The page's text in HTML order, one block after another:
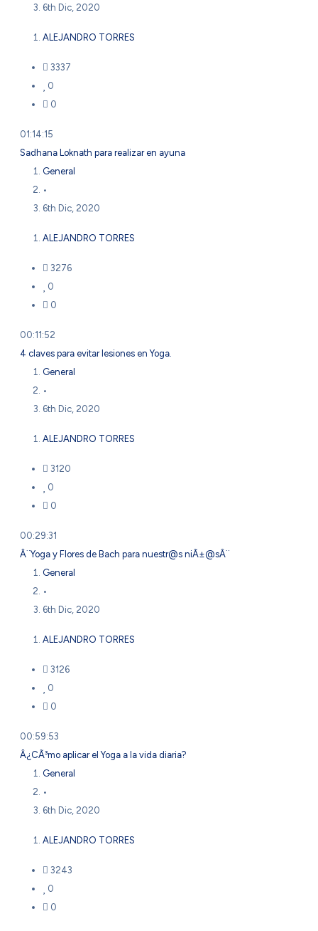
6th Dic, 2020
ALEJANDRO TORRES
3337
0
0
01:14:15
Sadhana Loknath para realizar en ayuna
General
•
6th Dic, 2020
ALEJANDRO TORRES
3276
0
0
00:11:52
4 claves para evitar lesiones en Yoga.
General
•
6th Dic, 2020
ALEJANDRO TORRES
3120
0
0
00:29:31
Â¨Yoga y Flores de Bach para nuestr@s niÃ±@sÂ¨
General
•
6th Dic, 2020
ALEJANDRO TORRES
3126
0
0
00:59:53
Â¿CÃ³mo aplicar el Yoga a la vida diaria?
General
•
6th Dic, 2020
ALEJANDRO TORRES
3243
0
0